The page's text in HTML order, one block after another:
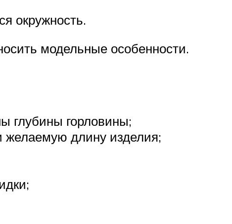
окружность.
модельные особенности.
глубины горловины;
желаемую длину изделия;